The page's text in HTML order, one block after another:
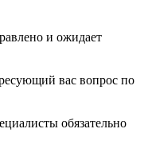
и ожидает
вас вопрос по
обязательно